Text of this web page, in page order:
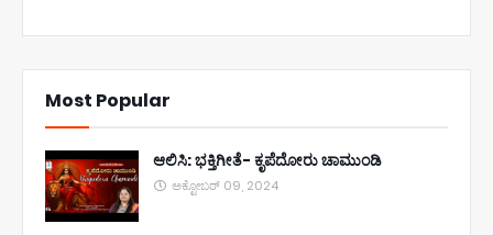
Most Popular
ಆಲಿಸಿ: ಭಕ್ತಿಗೀತೆ- ಕೃಪೆದೋರು ಚಾಮುಂಡಿ
ಅಕ್ಟೋಬರ್ 09, 2024